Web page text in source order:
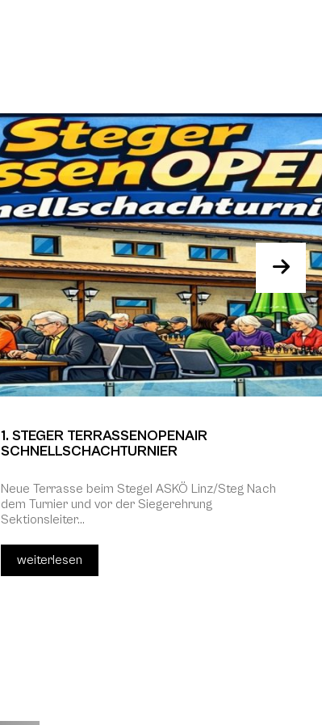
1. STEGER TERRASSENOPENAIR
SCHNELLSCHACHTURNIER
Neue Terrasse beim Stegel ASKÖ Linz/Steg Nach
dem Turnier und vor der Siegerehrung
Sektionsleiter...
weiterlesen